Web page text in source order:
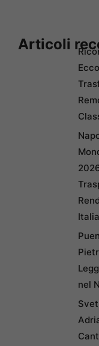
Articoli
nel